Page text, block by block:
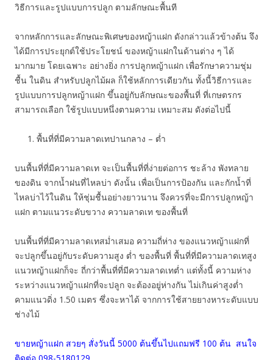
วิธีการและรูปแบบการปลูก ตามลักษณะพื้นที
จากหลักการและลักษณะพิเศษของหญ้าแฝก ดังกล่าวแล้วข้างต้น จึง
ได้มีการประยุกต์ใช้ประโยชน์ ของหญ้าแฝกในด้านต่าง ๆ ได้
มากมาย โดยเฉพาะ อย่างยิ่ง การปลูกหญ้าแฝก เพื่อรักษาความชุ่ม
ชื้น ในดิน สำหรับปลูกไม้ผล ก็ใช้หลักการเดียวกัน ทั้งนี้วิธีการและ
รูปแบบการปลูกหญ้าแฝก ขึ้นอยู่กับลักษณะของพื้นที่ ที่เกษตรกร
สามารถเลือก ใช้รูปแบบหนึ่งตามความ เหมาะสม ดังต่อไปนี้
พื้นที่ที่มีความลาดเทปานกลาง – ต่ำ
บนพื้นที่ที่มีความลาดเท จะเป็นพื้นที่ที่ง่ายต่อการ ชะล้าง พังทลาย
ของดิน จากน้ำฝนที่ไหลบ่า ดังนั้น เพื่อเป็นการป้องกัน และกักน้ำที่
ไหลบ่าไว้ในดิน ให้ชุ่มชื้นอย่างยาวนาน จึงควรที่จะมีการปลูกหญ้า
แฝก ตามแนวระดับขวาง ความลาดเท ของพื้นที่
บนพื้นที่ที่มีความลาดเทสม่ำเสมอ ความถี่ห่าง ของแนวหญ้าแฝกที่
จะปลูกขึ้นอยู่กับระดับความสูง ต่ำ ของพื้นที่ พื้นที่ที่มีความลาดเทสูง
แนวหญ้าแฝกก็จะ ถี่กว่าพื้นที่ที่มีความลาดเทต่ำ แต่ทั้งนี้ ความห่าง
ระหว่างแนวหญ้าแฝกที่จะปลูก จะต้องอยู่ห่างกัน ไม่เกินค่าสูงต่ำ
คามแนวดิ่ง 1.50 เมตร ซึ่งจะหาได้ จากการใช้สายยางหาระดับแบบ
ช่างไม้
ขายหญ้าแฝก สวยๆ สั่งวันนี้ 5000 ต้นขึ้นไปแถมฟรี 100 ต้น สนใจ